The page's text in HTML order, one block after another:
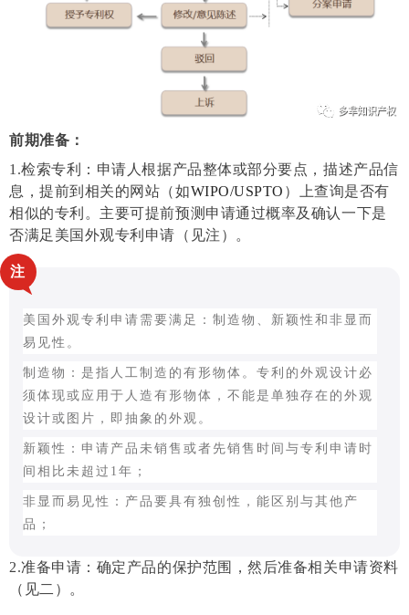
前期准备：
1.检索专利：申请人根据产品整体或部分要点，描述产品信
息，提前到相关的网站（如WIPO/USPTO ）
上查询是否有
相似的专利。主要可提前预测申请通过概率及确认一下是
否满足美国外观专利申请（见注）。
注
美国外观专利申请需要满足：制造物、新颖性和非显而
易见性。
制造物：是指人工制造的有形物体。专利的外观设计必
须体现或应用于人造有形物体，不能是单独存在的外观
设计或图片，即抽象的外观。
新颖性：申请产品未销售或者先销售时间与专利申请时
间相比未超过1年；
非显而易见性：产品要具有独创性，能区别与其他产
品；
2.准备申请：确定产品的保护范围，然后准备相关申请资料
（见二）。